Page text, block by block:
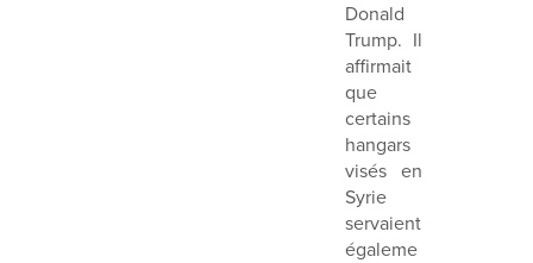
Donald
Trump. Il
affirmait
que
certains
hangars
visés en
Syrie
servaient
égaleme